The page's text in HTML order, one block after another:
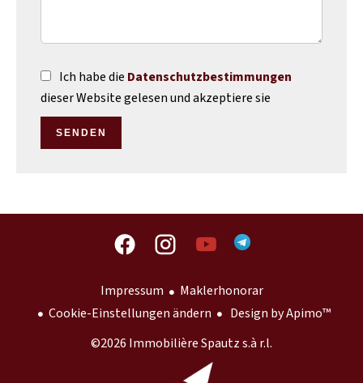
Ich habe die Datenschutzbestimmungen
dieser Website gelesen und akzeptiere sie
SENDEN
Impressum
Maklerhonorar
Cookie-Einstellungen ändern
Design byApimo™
©2026 Immobilière Spautz s.à r.l.